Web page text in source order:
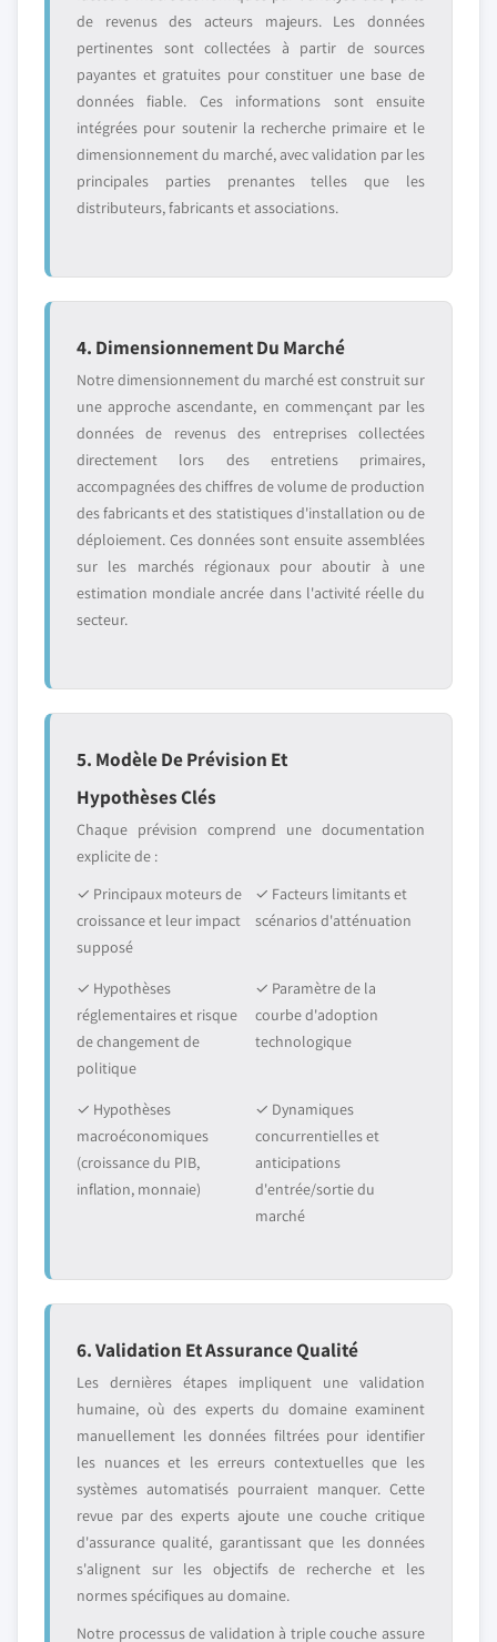
de revenus des acteurs majeurs. Les données
pertinentes sont collectées à partir de sources
payantes et gratuites pour constituer une base de
données fiable. Ces informations sont ensuite
intégrées pour soutenir la recherche primaire et le
dimensionnement du marché, avec validation par les
principales parties prenantes telles que les
distributeurs, fabricants et associations.
4. Dimensionnement Du Marché
Notre dimensionnement du marché est construit sur
une approche ascendante, en commençant par les
données de revenus des entreprises collectées
directement lors des entretiens primaires,
accompagnées des chiffres de volume de production
des fabricants et des statistiques d'installation ou de
déploiement. Ces données sont ensuite assemblées
sur les marchés régionaux pour aboutir à une
estimation mondiale ancrée dans l'activité réelle du
secteur.
5. Modèle De Prévision Et
Hypothèses Clés
Chaque prévision comprend une documentation
explicite de :
✓ Principaux moteurs de
croissance et leur impact
supposé
✓ Facteurs limitants et
scénarios d'atténuation
✓ Hypothèses
réglementaires et risque
de changement de
politique
✓ Paramètre de la
courbe d'adoption
technologique
✓ Hypothèses
macroéconomiques
(croissance du PIB,
inflation, monnaie)
✓ Dynamiques
concurrentielles et
anticipations
d'entrée/sortie du
marché
6. Validation Et Assurance Qualité
Les dernières étapes impliquent une validation
humaine, où des experts du domaine examinent
manuellement les données filtrées pour identifier
les nuances et les erreurs contextuelles que les
systèmes automatisés pourraient manquer. Cette
revue par des experts ajoute une couche critique
d'assurance qualité, garantissant que les données
s'alignent sur les objectifs de recherche et les
normes spécifiques au domaine.
Notre processus de validation à triple couche assure